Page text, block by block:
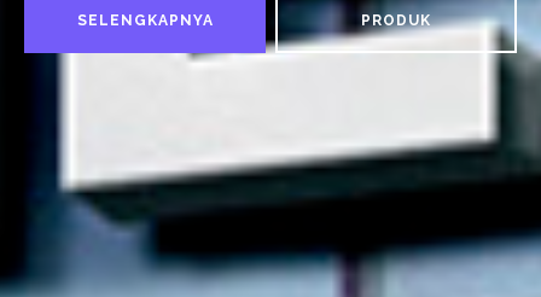
SELENGKAPNYA PRODUK